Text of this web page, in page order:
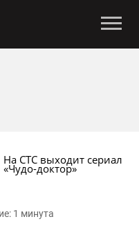
На СТС выходит сериал
«Чудо-доктор»
1 минута